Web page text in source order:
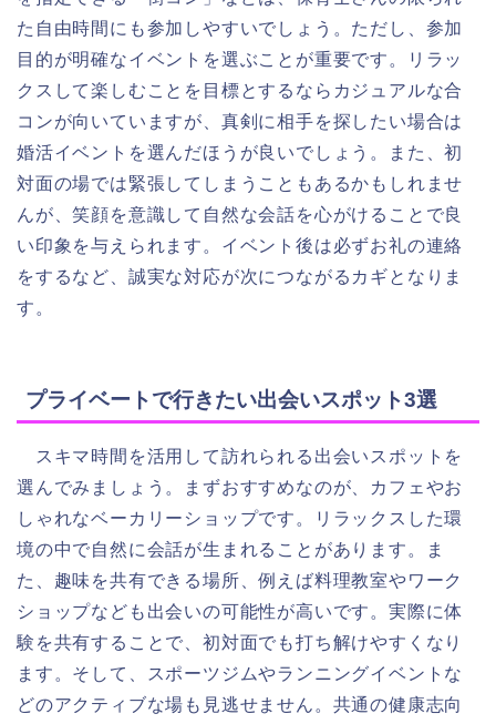
た自由時間にも参加しやすいでしょう。ただし、参加
目的が明確なイベントを選ぶことが重要です。リラッ
クスして楽しむことを目標とするならカジュアルな合
コンが向いていますが、真剣に相手を探したい場合は
婚活イベントを選んだほうが良いでしょう。また、初
対面の場では緊張してしまうこともあるかもしれませ
んが、笑顔を意識して自然な会話を心がけることで良
い印象を与えられます。イベント後は必ずお礼の連絡
をするなど、誠実な対応が次につながるカギとなりま
す。
プライベートで行きたい出会いスポット3選
スキマ時間を活用して訪れられる出会いスポットを
選んでみましょう。まずおすすめなのが、カフェやお
しゃれなベーカリーショップです。リラックスした環
境の中で自然に会話が生まれることがあります。ま
た、趣味を共有できる場所、例えば料理教室やワーク
ショップなども出会いの可能性が高いです。実際に体
験を共有することで、初対面でも打ち解けやすくなり
ます。そして、スポーツジムやランニングイベントな
どのアクティブな場も見逃せません。共通の健康志向